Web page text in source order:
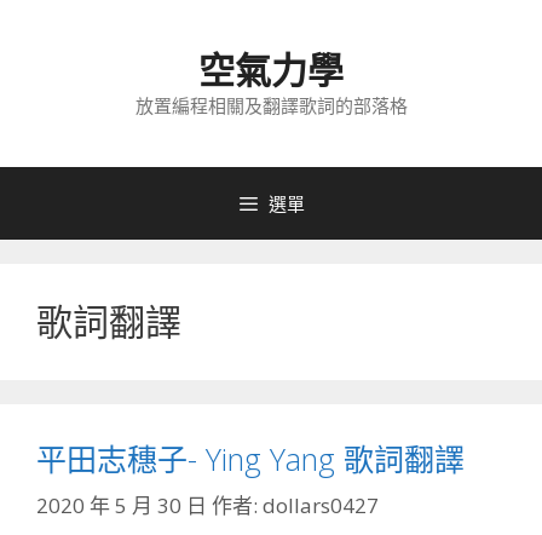
容
空氣力學
放置編程相關及翻譯歌詞的部落格
選單
歌詞翻譯
平田志穗子- Ying Yang 歌詞翻譯
2020 年 5 月 30 日 作者: dollars0427